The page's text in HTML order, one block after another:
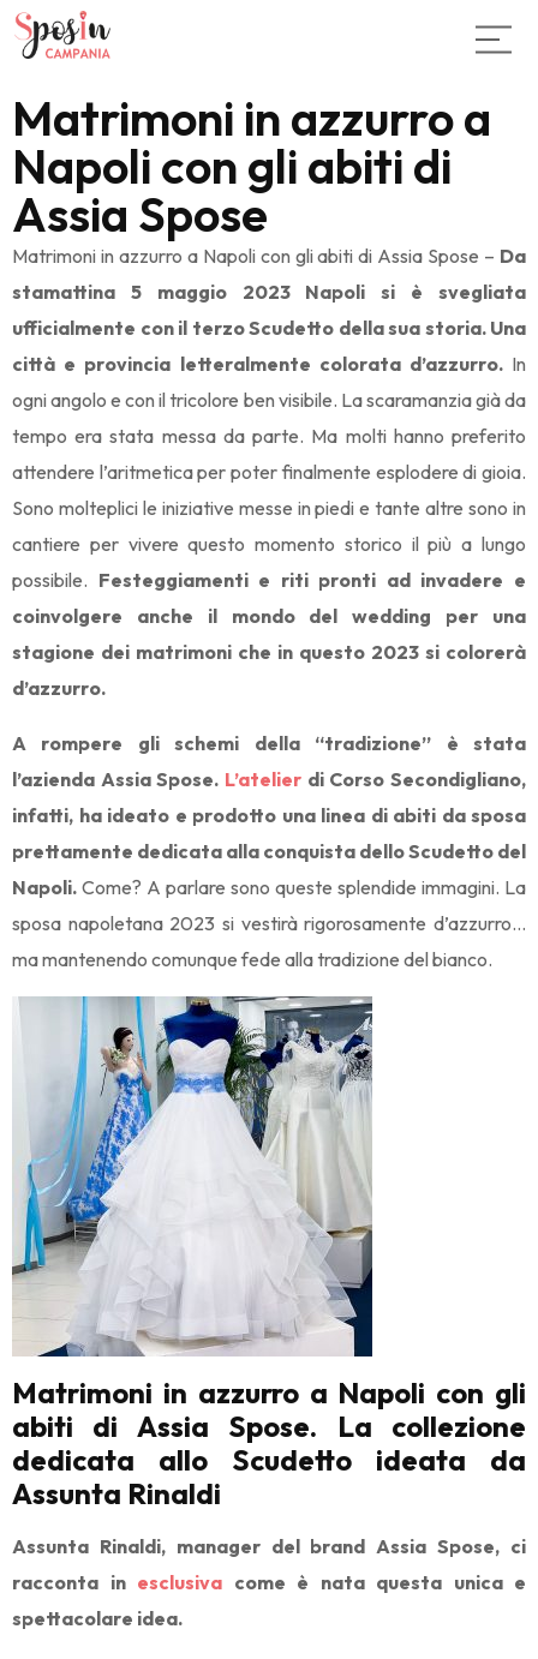
Matrimoni in azzurro a
Napoli con gli abiti di
Assia Spose
Matrimoni in azzurro a Napoli con gli abiti di Assia Spose – Da
stamattina 5 maggio 2023 Napoli si è svegliata
ufficialmente con il terzo Scudetto della sua storia. Una
città e provincia letteralmente colorata d’azzurro.In
ogni angolo e con il tricolore ben visibile. La scaramanzia già da
tempo era stata messa da parte. Ma molti hanno preferito
attendere l’aritmetica per poter finalmente esplodere di gioia.
Sono molteplici le iniziative messe in piedi e tante altre sono in
cantiere per vivere questo momento storico il più a lungo
possibile. Festeggiamenti e riti pronti ad invadere e
coinvolgere anche il mondo del wedding per una
stagione dei matrimoni che in questo 2023 si colorerà
d’azzurro.
A rompere gli schemi della “tradizione” è stata
l’azienda Assia Spose. L’atelier di Corso Secondigliano,
infatti, ha ideato e prodotto una linea di abiti da sposa
prettamente dedicata alla conquista dello Scudetto del
Napoli. Come? A parlare sono queste splendide immagini. La
sposa napoletana 2023 si vestirà rigorosamente d’azzurro…
ma mantenendo comunque fede alla tradizione del bianco.
Matrimoni in azzurro a Napoli con gli
abiti di Assia Spose. La collezione
dedicata allo Scudetto ideata da
Assunta Rinaldi
Assunta Rinaldi, manager del brand Assia Spose, ci
racconta in esclusiva come è nata questa unica e
spettacolare idea.